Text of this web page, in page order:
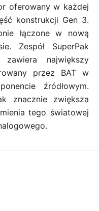
oferowany w każdej
konstrukcji Gen 3.
łączone w nową
Zespół SuperPak
największy
przez BAT w
źródłowym.
znacznie zwiększa
tego światowej